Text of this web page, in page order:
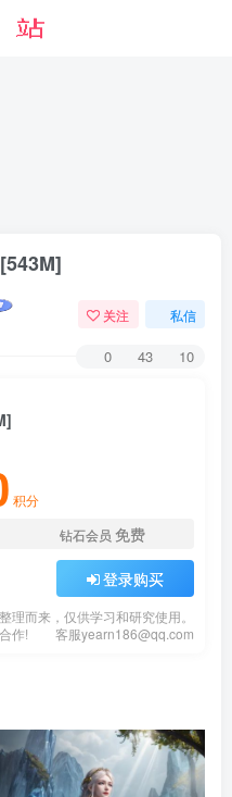
关注 私信
0 43 10
积分
钻石会员 免费
登录购买
理而来，仅供学习和研究使用。
作!
客服yearn186@qq.com